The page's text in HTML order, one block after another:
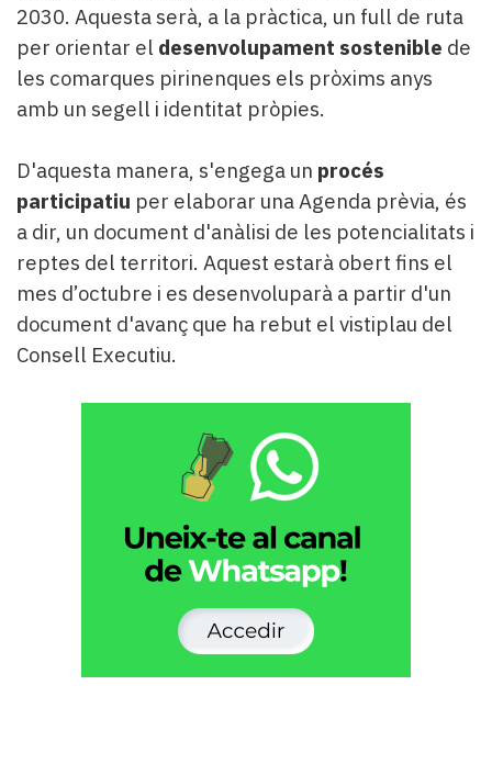
2030. Aquesta serà, a la pràctica, un full de ruta
per orientar el desenvolupament sostenible de
les comarques pirinenques els pròxims anys
amb un segell i identitat pròpies.
D'aquesta manera, s'engega un procés
participatiu per elaborar una Agenda prèvia, és
a dir, un document d'anàlisi de les potencialitats i
reptes del territori. Aquest estarà obert fins el
mes d’octubre i es desenvoluparà a partir d'un
document d'avanç que ha rebut el vistiplau del
Consell Executiu.